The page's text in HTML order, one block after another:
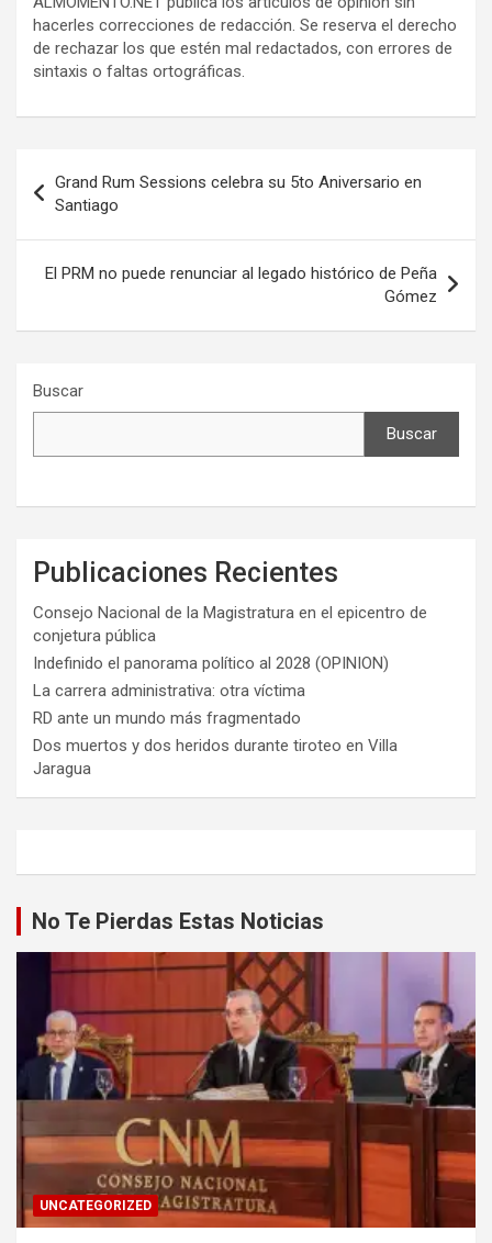
hacerles correcciones de redacción. Se reserva el derecho
de rechazar los que estén mal redactados, con errores de
sintaxis o faltas ortográficas.
de
entradas
Grand Rum Sessions celebra su 5to Aniversario en
Santiago
El PRM no puede renunciar al legado histórico de Peña
Gómez
Buscar
Buscar
Publicaciones Recientes
Consejo Nacional de la Magistratura en el epicentro de
conjetura pública
Indefinido el panorama político al 2028 (OPINION)
La carrera administrativa: otra víctima
RD ante un mundo más fragmentado
Dos muertos y dos heridos durante tiroteo en Villa
Jaragua
No Te Pierdas Estas Noticias
UNCATEGORIZED